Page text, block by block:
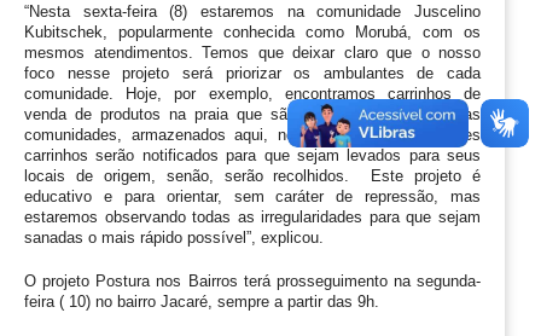
“Nesta sexta-feira (8) estaremos na comunidade Juscelino
Kubitschek, popularmente conhecida como Morubá, com os
mesmos atendimentos. Temos que deixar claro que o nosso
foco nesse projeto será priorizar os ambulantes de cada
comunidade. Hoje, por exemplo, encontramos carrinhos de
venda de produtos na praia que são de moradores de outras
comunidades, armazenados aqui, no Boa esperança.  Esses
carrinhos serão notificados para que sejam levados para seus
locais de origem, senão, serão recolhidos.  Este projeto é
educativo e para orientar, sem caráter de repressão, mas
estaremos observando todas as irregularidades para que sejam
sanadas o mais rápido possível”, explicou.
O projeto Postura nos Bairros terá prosseguimento na segunda-
feira ( 10) no bairro Jacaré, sempre a partir das 9h.